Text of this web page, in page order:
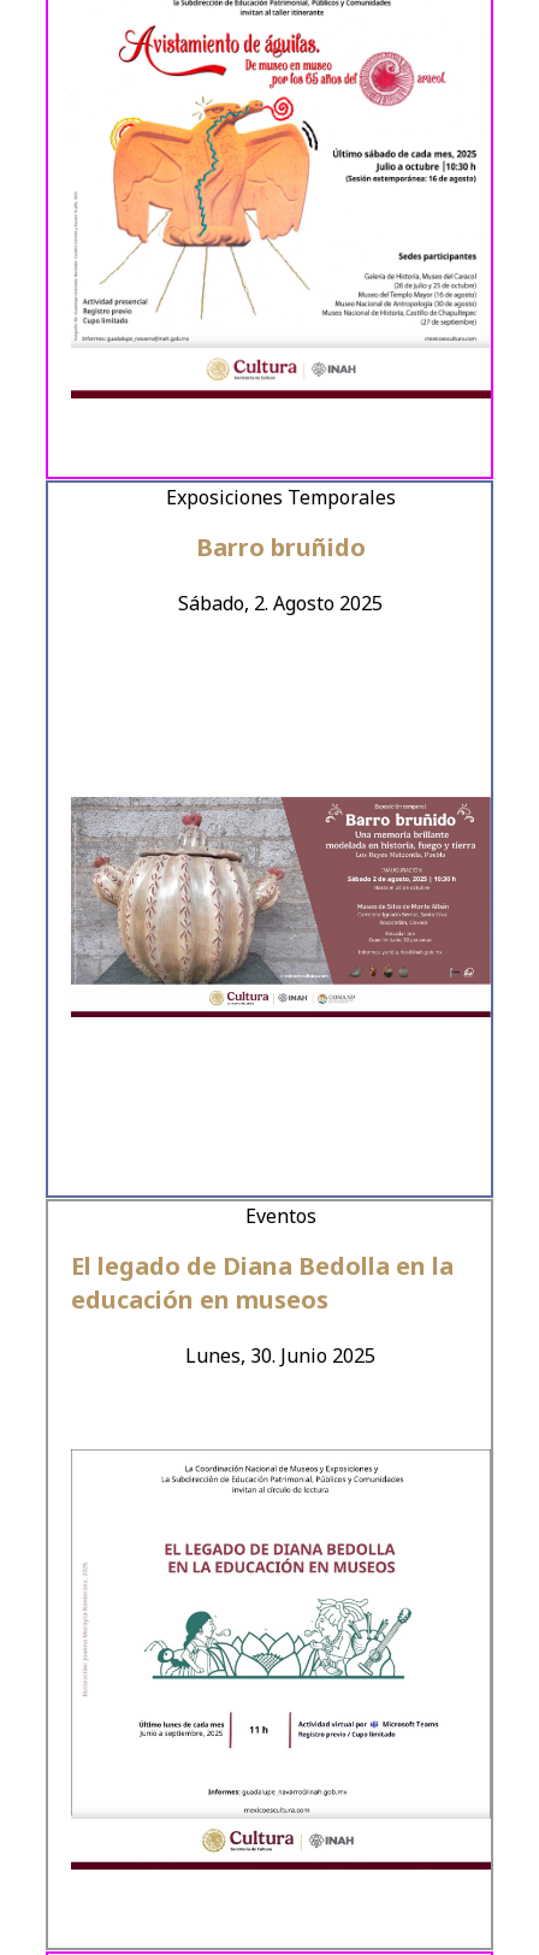
Sábado, 2. Agosto 2025
Barro bruñido
Exposiciones Temporales
Lunes, 30. Junio 2025
El legado de Diana Bedolla en la
educación en museos
Eventos